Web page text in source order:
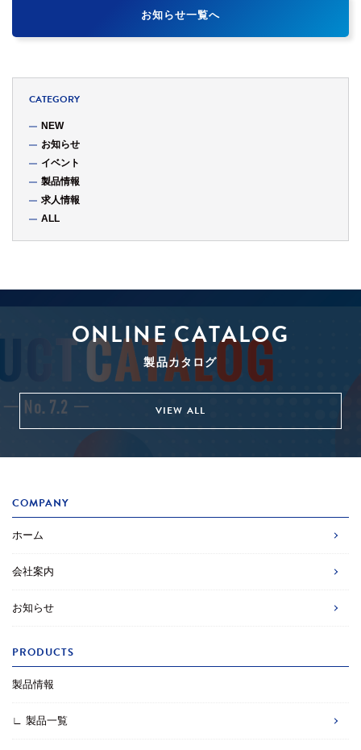
お知らせ一覧へ
CATEGORY
NEW
お知らせ
イベント
製品情報
求人情報
ALL
ONLINE CATALOG
製品カタログ
VIEW ALL
COMPANY
ホーム
会社案内
お知らせ
PRODUCTS
製品情報
∟ 製品一覧